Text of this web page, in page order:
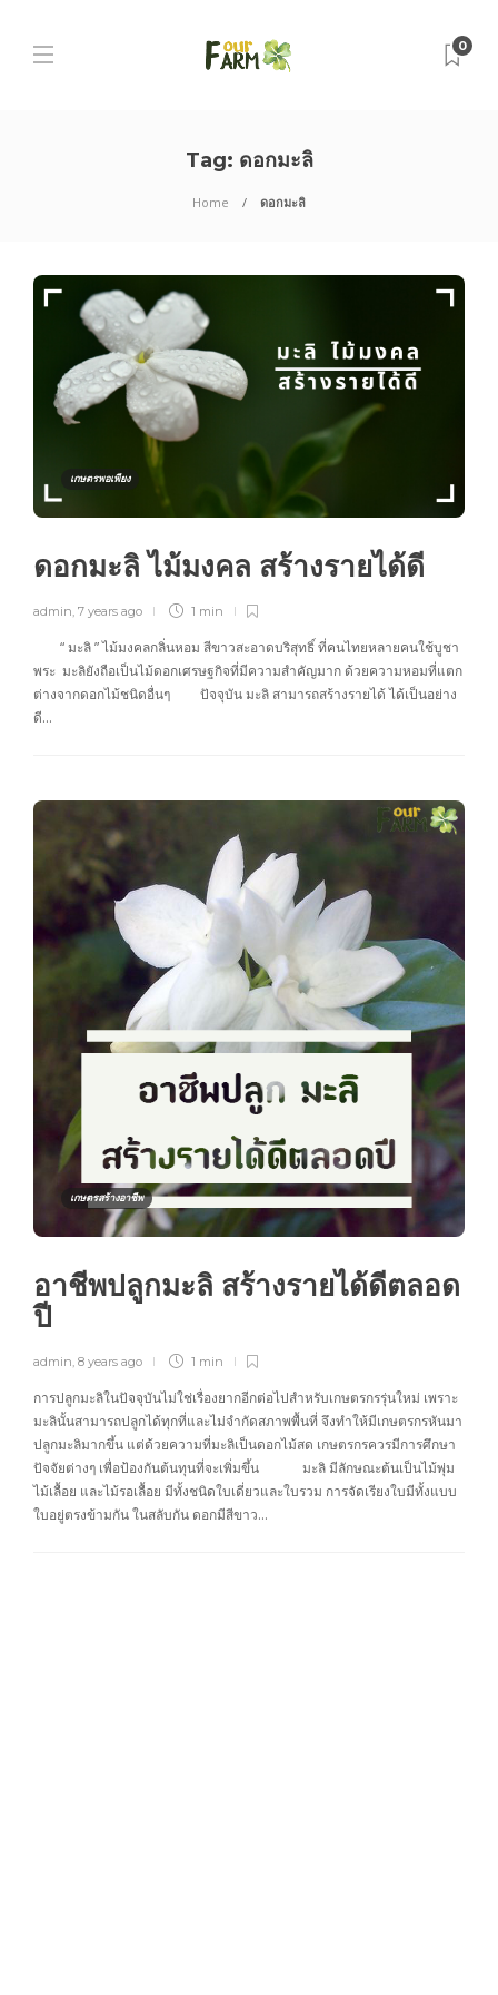
0
Tag: ดอกมะลิ
Home ดอกมะลิ
เกษตรพอเพียง
ดอกมะลิ ไม้มงคล สร้างรายได้ดี
admin, 7 years ago 1 min
“ มะลิ ” ไม้มงคลกลิ่นหอม สีขาวสะอาดบริสุทธิ์ ที่คนไทยหลายคนใช้บูชา
พระ มะลิยังถือเป็นไม้ดอกเศรษฐกิจที่มีความสำคัญมาก ด้วยความหอมที่แตก
ต่างจากดอกไม้ชนิดอื่นๆ ปัจจุบัน มะลิ สามารถสร้างรายได้ ได้เป็นอย่าง
ดี…
เกษตรสร้างอาชีพ
อาชีพปลูกมะลิ สร้างรายได้ดีตลอด
ปี
admin, 8 years ago 1 min
การปลูกมะลิในปัจจุบันไม่ใช่เรื่องยากอีกต่อไปสำหรับเกษตรกรรุ่นใหม่ เพราะ
มะลินั้นสามารถปลูกได้ทุกที่และไม่จำกัดสภาพพื้นที่ จึงทำให้มีเกษตรกรหันมา
ปลูกมะลิมากขึ้น แต่ด้วยความที่มะลิเป็นดอกไม้สด เกษตรกรควรมีการศึกษา
ปัจจัยต่างๆ เพื่อป้องกันต้นทุนที่จะเพิ่มขึ้น มะลิ มีลักษณะต้นเป็นไม้พุ่ม
ไม้เลื้อย และไม้รอเลื้อย มีทั้งชนิดใบเดี่ยวและใบรวม การจัดเรียงใบมีทั้งแบบ
ใบอยู่ตรงข้ามกัน ในสลับกัน ดอกมีสีขาว…